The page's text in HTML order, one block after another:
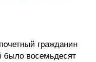
гражданин
было восемьдесят